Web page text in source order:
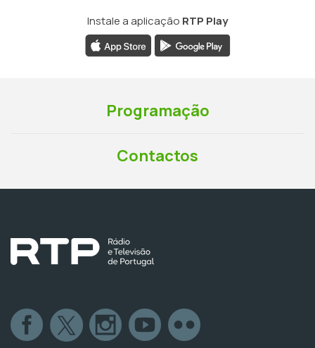
Instale a aplicação RTP Play
Programação
Contactos